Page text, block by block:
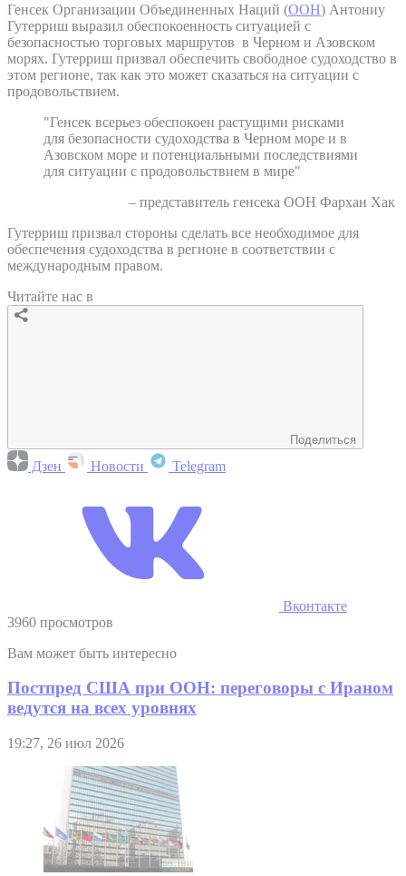
Генсек Организации Объединенных Наций (ООН) Антониу
Гутерриш выразил обеспокоенность ситуацией с
безопасностью торговых маршрутов в Черном и Азовском
морях. Гутерриш призвал обеспечить свободное судоходство в
этом регионе, так как это может сказаться на ситуации с
продовольствием.
"Генсек всерьез обеспокоен растущими рисками
для безопасности судоходства в Черном море и в
Азовском море и потенциальными последствиями
для ситуации с продовольствием в мире"
– представитель генсека ООН Фархан Хак
Гутерриш призвал стороны сделать все необходимое для
обеспечения судоходства в регионе в соответствии с
международным правом.
Читайте нас в
Поделиться
Дзен Новости Telegram
Вконтакте
3960 просмотров
Вам может быть интересно
Постпред США при ООН: переговоры с Ираном
ведутся на всех уровнях
19:27, 26 июл 2026